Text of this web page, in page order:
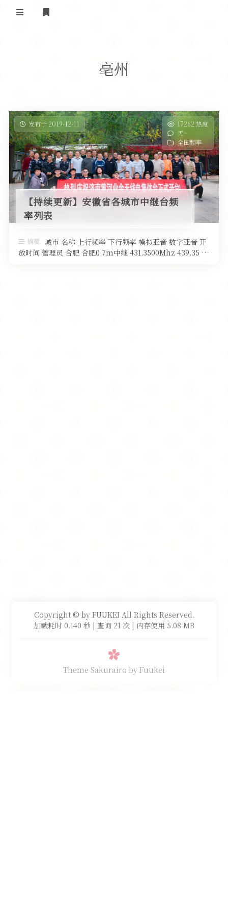
关于黄河
黄河使命
黄河新闻
政策法规
活动竞赛
行业新闻
无线电资料
BA4II
图文教程
视频资料
HAM技巧
软件
器材专区
车载类别
摩托车
编号申请
黄河直播
编号查询
亳州
发布于 2019-12-11
17262 热度
无~
全国频率
【持续更新】安徽省各城市中继台频
率列表
摘要 城市 名称 上行频率 下行频率 模拟亚音 数字亚音 开
放时间 管理员 合肥 合肥0.7m中继 431.3500Mhz 439.35 …
Copyright © by FUUKEI All Rights Reserved.
加载耗时 0.140 秒 | 查询 21 次 | 内存使用 5.08 MB
Theme Sakurairo by Fuukei